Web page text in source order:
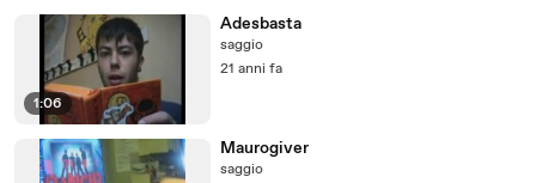
1:06
Adesbasta
saggio
21 anni fa
Maurogiver
saggio